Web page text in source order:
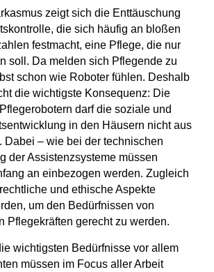
zeigt sich die Enttäuschung
die sich häufig an bloßen
festmacht, eine Pflege, die nur
soll. Da melden sich Pflegende zu
schon wie Roboter fühlen. Deshalb
die wichtigste Konsequenz: Die
darf die soziale und
in den Häusern nicht aus
Dabei – wie bei der technischen
der Assistenzsysteme müssen
an einbezogen werden. Zugleich
und ethische Aspekte
um den Bedürfnissen von
Pflegekräften gerecht zu werden.
wichtigsten Bedürfnisse vor allem
müssen im Focus aller Arbeit